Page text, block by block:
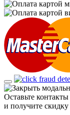
Оставьте контакты
и получите скидку